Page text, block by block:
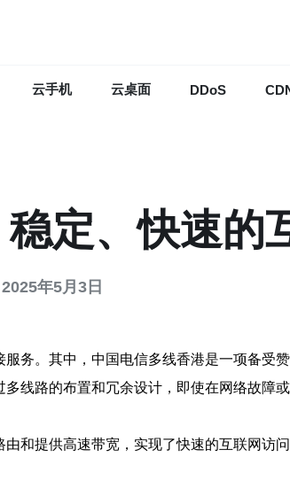
云手机 云桌面 DDoS
定、快速的
2025年5月3日
务。其中，中国电信多线香港是一项备受
线路的布置和冗余设计，即使在网络故障
和提供高速带宽，实现了快速的互联网访